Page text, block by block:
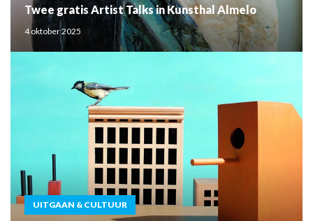
Twee gratis Artist Talks in Kunsthal Almelo
4 oktober 2025
UITGAAN & CULTUUR